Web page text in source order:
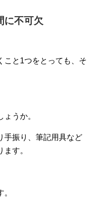
に不可欠
こと1つをとっても、そ
うか。
手振り、筆記用具など
す。